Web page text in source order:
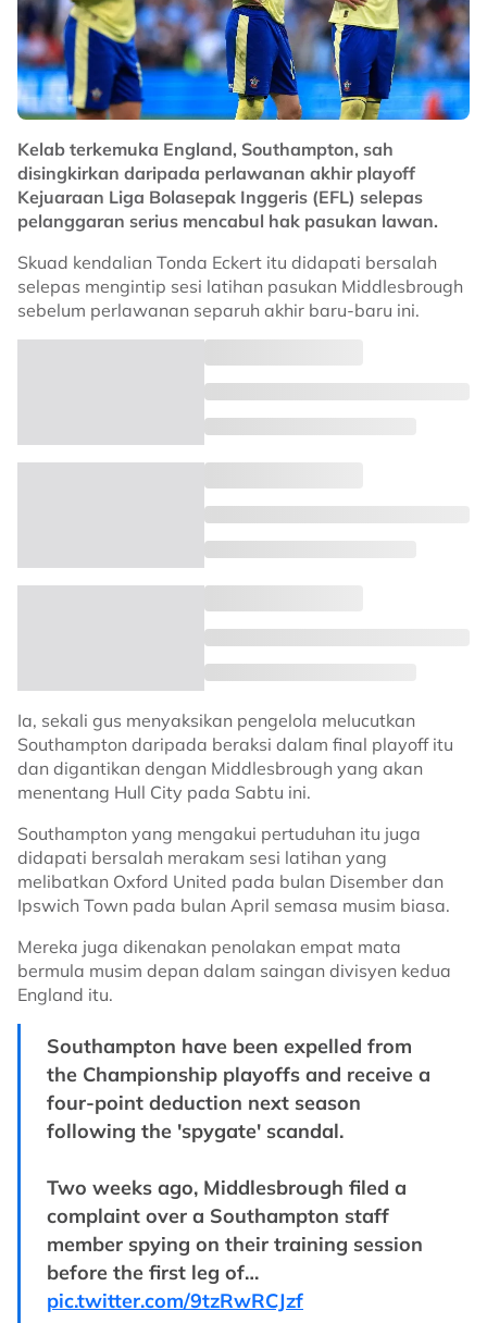
Kelab terkemuka England, Southampton, sah
disingkirkan daripada perlawanan akhir playoff
Kejuaraan Liga Bolasepak Inggeris (EFL) selepas
pelanggaran serius mencabul hak pasukan lawan.
Skuad kendalian Tonda Eckert itu didapati bersalah
selepas mengintip sesi latihan pasukan Middlesbrough
sebelum perlawanan separuh akhir baru-baru ini.
Ia, sekali gus menyaksikan pengelola melucutkan
Southampton daripada beraksi dalam final playoff itu
dan digantikan dengan Middlesbrough yang akan
menentang Hull City pada Sabtu ini.
Southampton yang mengakui pertuduhan itu juga
didapati bersalah merakam sesi latihan yang
melibatkan Oxford United pada bulan Disember dan
Ipswich Town pada bulan April semasa musim biasa.
Mereka juga dikenakan penolakan empat mata
bermula musim depan dalam saingan divisyen kedua
England itu.
Southampton have been expelled from
the Championship playoffs and receive a
four-point deduction next season
following the 'spygate' scandal.
Two weeks ago, Middlesbrough filed a
complaint over a Southampton staff
member spying on their training session
before the first leg of…
pic.twitter.com/9tzRwRCJzf